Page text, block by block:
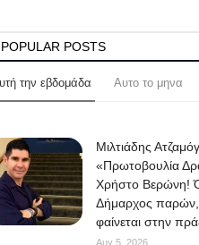
POPULAR POSTS
την εβδομάδα Αυτο το μηνα
Μιλτιάδης
«Πρωτοβουλία
Χρήστο Βερώνη!
Δήμαρχος
φαίνεται στην
Αυγ 5, 2026